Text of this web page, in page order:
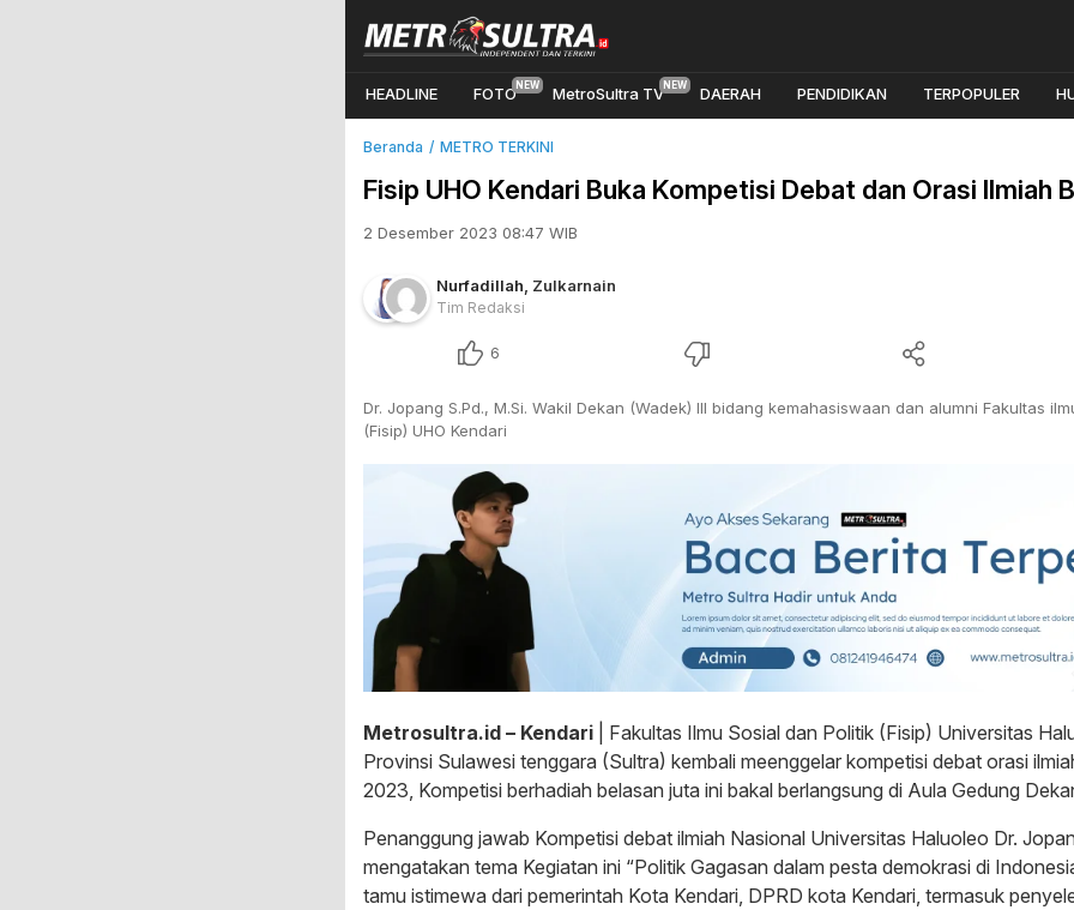
HEADLINE FOTO MetroSultra TV DAERAH PENDIDIKAN TERPOPULER
Beranda METRO TERKINI
Fisip UHO Kendari Buka Kompetisi Debat dan Orasi Ilmiah
2 Desember 2023 08:47 WIB
Nurfadillah Zulkarnain
Tim Redaksi
6
Dr. Jopang S.Pd., M.Si. Wakil Dekan (Wadek) III bidang kemahasiswaan dan alumni Fakultas
(Fisip) UHO Kendari
Metrosultra.id – Kendari | Fakultas Ilmu Sosial dan Politik (Fisip) Universitas
Provinsi Sulawesi tenggara (Sultra) kembali meenggelar kompetisi debat orasi
2023, Kompetisi berhadiah belasan juta ini bakal berlangsung di Aula Gedung
Penanggung jawab Kompetisi debat ilmiah Nasional Universitas Haluoleo Dr.
mengatakan tema Kegiatan ini “Politik Gagasan dalam pesta demokrasi di
tamu istimewa dari pemerintah Kota Kendari, DPRD kota Kendari, termasuk